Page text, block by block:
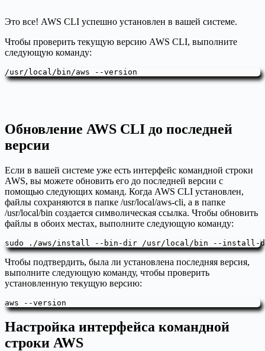
Это все! AWS CLI успешно установлен в вашей системе.
Чтобы проверить текущую версию AWS CLI, выполните
следующую команду:
/usr/local/bin/aws --version
Обновление AWS CLI до последней
версии
Если в вашей системе уже есть интерфейс командной строки
AWS, вы можете обновить его до последней версии с
помощью следующих команд. Когда AWS CLI установлен,
файлы сохраняются в папке /usr/local/aws-cli, а в папке
/usr/local/bin создается символическая ссылка. Чтобы обновить
файлы в обоих местах, выполните следующую команду:
sudo ./aws/install --bin-dir /usr/local/bin --install-
Чтобы подтвердить, была ли установлена последняя версия,
выполните следующую команду, чтобы проверить
установленную текущую версию:
aws --version
Настройка интерфейса командной
строки AWS